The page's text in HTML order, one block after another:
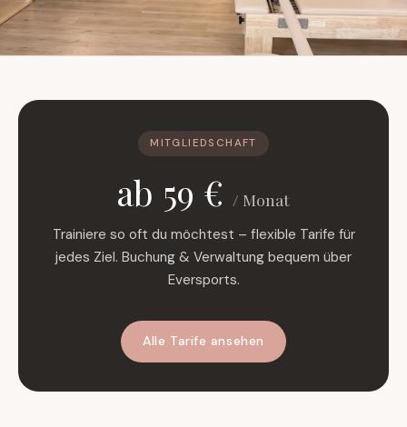
MITGLIEDSCHAFT
ab 59 € / Monat
Trainiere so oft du möchtest – flexible Tarife für
jedes Ziel. Buchung & Verwaltung bequem über
Eversports.
Alle Tarife ansehen